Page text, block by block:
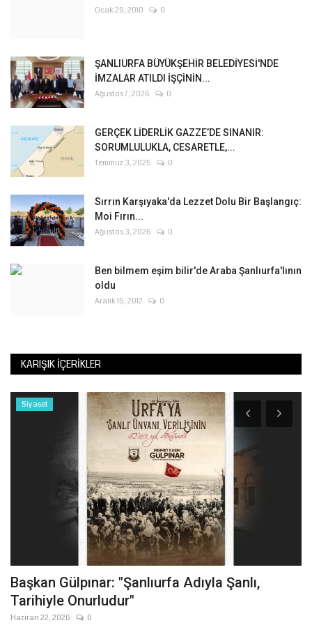
Ocak 29, 2010 0
ŞANLIURFA BÜYÜKŞEHİR BELEDİYESİ'NDE
İMZALAR ATILDI İŞÇİNİN...
Ağustos 7, 2026 0
GERÇEK LİDERLİK GAZZE’DE SINANIR:
SORUMLULUKLA, CESARETLE,...
Temmuz 3, 2025 0
Sırrın Karşıyaka'da Lezzet Dolu Bir Başlangıç:
Moi Fırın...
Ağustos 3, 2026 0
Ben bilmem eşim bilir'de Araba Şanlıurfa'lının
oldu
Aralık 15, 2012 0
KARIŞIK İÇERIKLER
Siyaset
Başkan Gülpınar: "Şanlıurfa Adıyla Şanlı,
Tarihiyle Onurludur"
Haziran 22, 2026 0